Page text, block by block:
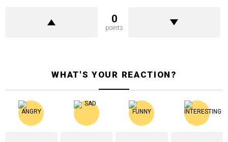
0
points
WHAT'S YOUR REACTION?